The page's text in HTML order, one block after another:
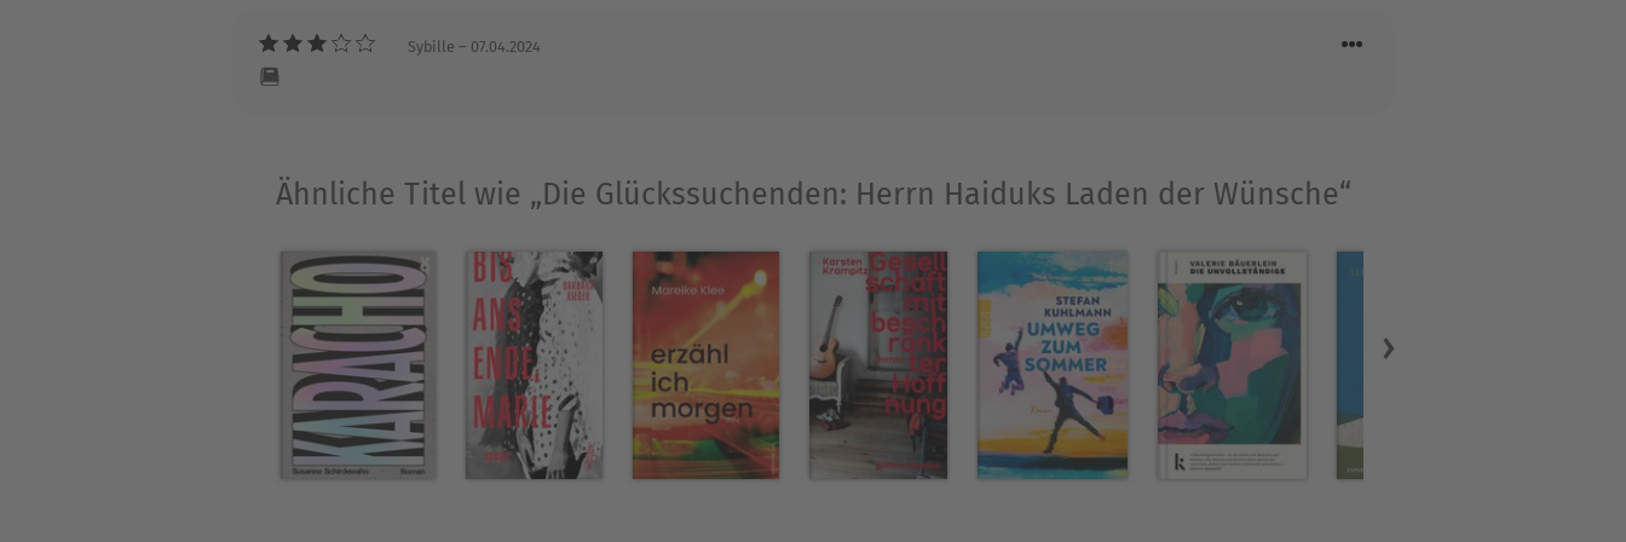
Roman, FRAU ELLA, verkaufte sich über 100.000 Mal und wurde 2013 mit Matthias Schweighöfer verfilmt.
Sybille – 07.04.2024
📕
Ähnliche Titel wie „Die Glückssuchenden: Herrn Haiduks Laden der Wünsche“